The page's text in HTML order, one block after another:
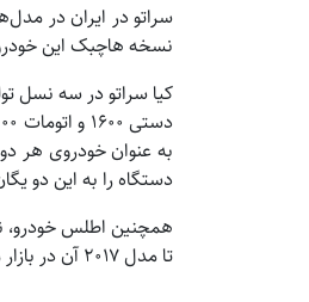
نسخه هاچبک این
کیا سراتو در سه نسل
دستگاه را به این دو
همچنین اطلس خودرو،
تا مدل ۲۰۱۷ آن در بازار موجود میباشد. تولید کیا سراتو در شرکت سایپا به دلیل نبود قطعه متوقف شد.